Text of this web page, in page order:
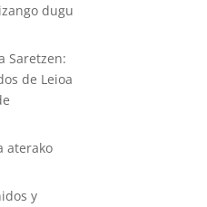
dugu
Saretzen:
de Leioa
aterako
y